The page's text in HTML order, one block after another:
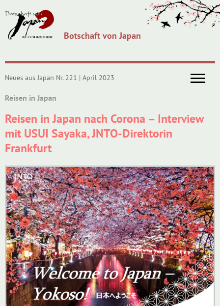
Botschaft von Japan
Neues aus Japan Nr. 221 | April 2023
Reisen in Japan
Reisen in Japan nach Corona – Interview
mit USUI Sayaka, JNTO-Direktorin
Frankfurt